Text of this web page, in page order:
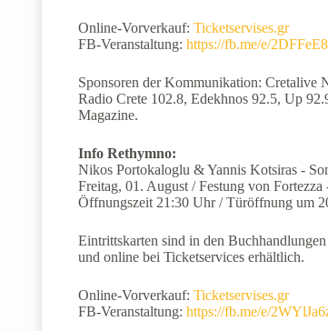
Online-Vorverkauf:Ticketservises.gr
FB-Veranstaltung:https://fb.me/e/
Sponsoren der Kommunikation: Cretalive
Radio Crete 102.8, Edekhnos 92.5, Up
Magazine.
Info Rethymno:
Nikos Portokaloglu & Yannis Kotsiras -
Freitag, 01. August / Festung von Fortezza
Öffnungszeit 21:30 Uhr / Türöffnung um
Eintrittskarten sind in den
und online bei Ticketservices erhältlich.
Online-Vorverkauf:Ticketservises.gr
FB-Veranstaltung:https://fb.me/e/